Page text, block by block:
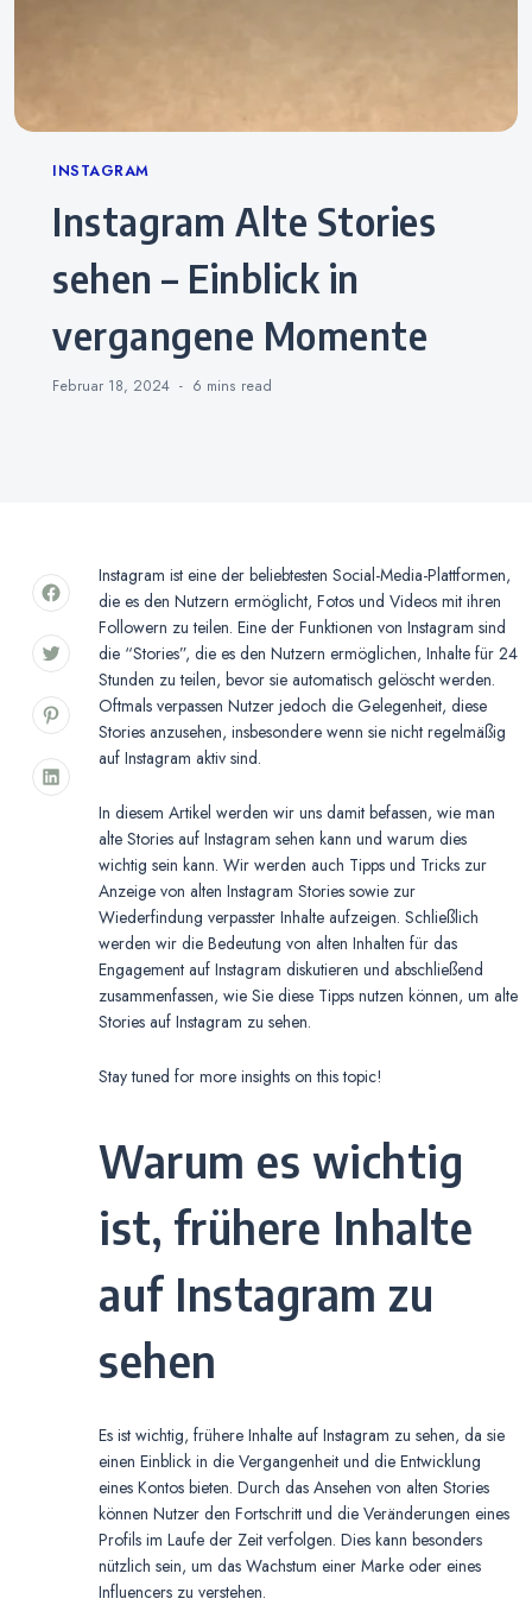
Categories
INSTAGRAM
Instagram Alte Stories
sehen – Einblick in
vergangene Momente
Februar 18, 2024 6 mins read
Instagram ist eine der beliebtesten Social-Media-Plattformen,
die es den Nutzern ermöglicht, Fotos und Videos mit ihren
Followern zu teilen. Eine der Funktionen von Instagram sind
die “Stories”, die es den Nutzern ermöglichen, Inhalte für 24
Stunden zu teilen, bevor sie automatisch gelöscht werden.
Oftmals verpassen Nutzer jedoch die Gelegenheit, diese
Stories anzusehen, insbesondere wenn sie nicht regelmäßig
auf Instagram aktiv sind.
In diesem Artikel werden wir uns damit befassen, wie man
alte Stories auf Instagram sehen kann und warum dies
wichtig sein kann. Wir werden auch Tipps und Tricks zur
Anzeige von alten Instagram Stories sowie zur
Wiederfindung verpasster Inhalte aufzeigen. Schließlich
werden wir die Bedeutung von alten Inhalten für das
Engagement auf Instagram diskutieren und abschließend
zusammenfassen, wie Sie diese Tipps nutzen können, um alte
Stories auf Instagram zu sehen.
Stay tuned for more insights on this topic!
Warum es wichtig
ist, frühere Inhalte
auf Instagram zu
sehen
Es ist wichtig, frühere Inhalte auf Instagram zu sehen, da sie
einen Einblick in die Vergangenheit und die Entwicklung
eines Kontos bieten. Durch das Ansehen von alten Stories
können Nutzer den Fortschritt und die Veränderungen eines
Profils im Laufe der Zeit verfolgen. Dies kann besonders
nützlich sein, um das Wachstum einer Marke oder eines
Influencers zu verstehen.